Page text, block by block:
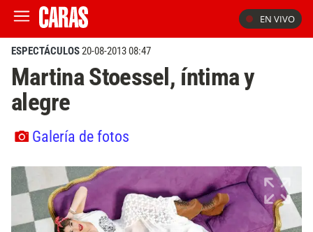
EN VIVO
ESPECTÁCULOS20-08-2013 08:47
Martina Stoessel, íntima y
alegre
Galería de fotos